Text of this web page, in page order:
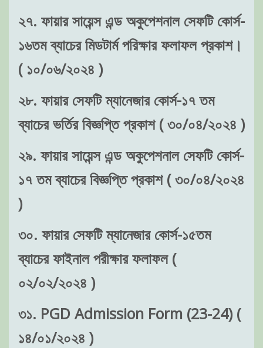
২৭. ফায়ার সায়েন্স এন্ড অকুপেশনাল সেফটি কোর্স-
১৬তম ব্যাচের মিডটার্ম পরিক্ষার ফলাফল প্রকাশ।
( ১০/০৬/২০২৪ )
২৮. ফায়ার সেফটি ম্যানেজার কোর্স-১৭ তম
ব্যাচের ভর্তির বিজ্ঞপ্তি প্রকাশ ( ৩০/০৪/২০২৪ )
২৯. ফায়ার সায়েন্স এন্ড অকুপেশনাল সেফটি কোর্স-
১৭ তম ব্যাচের বিজ্ঞপ্তি প্রকাশ ( ৩০/০৪/২০২৪
)
৩০. ফায়ার সেফটি ম্যানেজার কোর্স-১৫তম
ব্যাচের ফাইনাল পরীক্ষার ফলাফল (
০২/০২/২০২৪ )
৩১. PGD Admission Form (23-24) (
১৪/০১/২০২৪ )